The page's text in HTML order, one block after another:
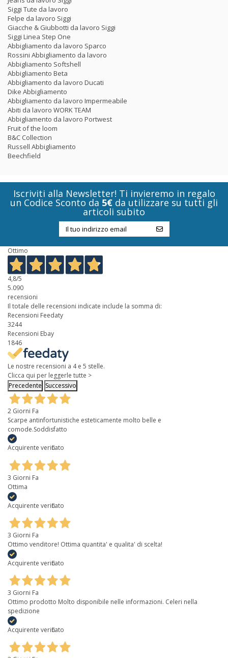
Siggi Tute da lavoro
Felpe da lavoro Siggi
Giacche & Giubbotti da lavoro Siggi
Siggi Linea Step One
Abbigliamento da lavoro Sparco
Rossini Abbigliamento da lavoro
Abbigliamento Softshell
Abbigliamento Beta
Abbigliamento da lavoro Ducati
Dike Abbigliamento
Abbigliamento da lavoro Impermeabile
Abiti da lavoro WORK TEAM
Abbigliamento da lavoro Portwest
Fruit of the loom
B&C Collection
Russell Abbigliamento
Beechfield
Iscriviti alla Newsletter! Ti invieremo in regalo
un Codice Sconto da 5€ da utilizzare su tutti gli
articoli subito
Ottimo
4,8/5
5.090
recensioni
Il totale delle recensioni indicate include la somma di:
Recensioni Feedaty
3244
Recensioni Ebay
1846
Le nostre recensioni a 4 e 5 stelle.
Clicca qui per leggerle tutte >
Precedente Successivo
2 Giorni Fa
Scarpe antinfortunistiche esteticamente molto belle e
comode.Soddisfatto
Acquirente verificato
3 Giorni Fa
Ottima
Acquirente verificato
3 Giorni Fa
Ottimo venditore! Ottima quantita' e qualita' di scelta!
Acquirente verificato
3 Giorni Fa
Ottimo prodotto Molto disponibile nelle informazioni. Celeri nella
spedizione
Acquirente verificato